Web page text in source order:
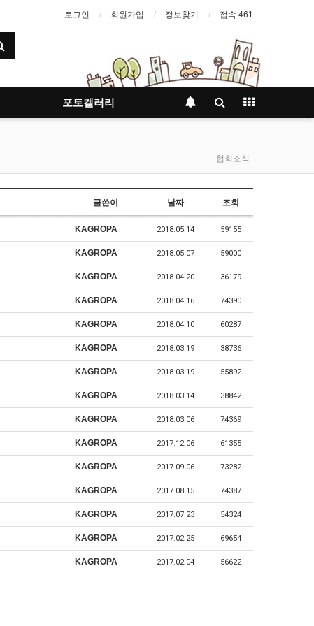
로그인 회원가입 정보찾기 접속 461
포토켈러리
협회소식
글쓴이 날짜 조회
KAGROPA 2018.05.14 59155
KAGROPA 2018.05.07 59000
KAGROPA 2018.04.20 36179
KAGROPA 2018.04.16 74390
KAGROPA 2018.04.10 60287
KAGROPA 2018.03.19 38736
KAGROPA 2018.03.19 55892
KAGROPA 2018.03.14 38842
KAGROPA 2018.03.06 74369
KAGROPA 2017.12.06 61355
KAGROPA 2017.09.06 73282
KAGROPA 2017.08.15 74387
KAGROPA 2017.07.23 54324
KAGROPA 2017.02.25 69654
KAGROPA 2017.02.04 56622